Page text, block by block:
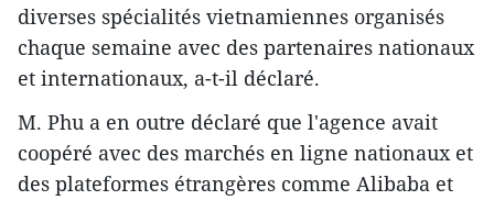
diverses spécialités vietnamiennes organisés
chaque semaine avec des partenaires nationaux
et internationaux, a-t-il déclaré.
M. Phu a en outre déclaré que l'agence avait
coopéré avec des marchés en ligne nationaux et
des plateformes étrangères comme Alibaba et